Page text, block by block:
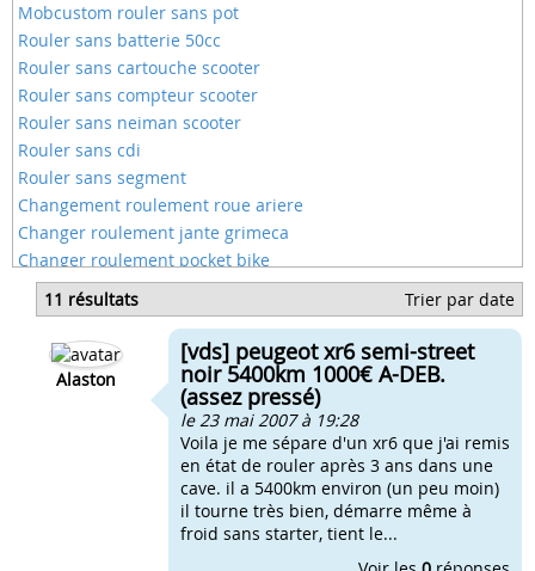
Mobcustom rouler sans pot
Rouler sans batterie 50cc
Rouler sans cartouche scooter
Rouler sans compteur scooter
Rouler sans neiman scooter
Rouler sans cdi
Rouler sans segment
Changement roulement roue ariere
Changer roulement jante grimeca
Changer roulement pocket bike
Changer roulement roue nitro
Changer roulement roue scooter
Changer roulement transmission scooter
Comment changer roulement bielle
11 résultats Trier par date
Alaston
[vds] peugeot xr6 semi-street
noir 5400km 1000€ A-DEB.
(assez pressé)
le 23 mai 2007 à 19:28
Voila je me sépare d'un xr6 que j'ai remis
en état de rouler après 3 ans dans une
cave. il a 5400km environ (un peu moin)
il tourne très bien, démarre même à
froid sans starter, tient le...